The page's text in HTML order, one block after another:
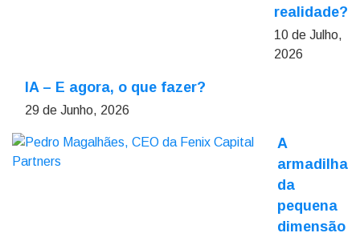
realidade?
10 de Julho,
2026
IA – E agora, o que fazer?
29 de Junho, 2026
A
armadilha
da
pequena
dimensão